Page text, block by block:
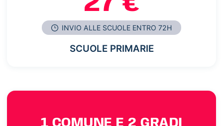
INVIO ALLE SCUOLE ENTRO 72H
SCUOLE PRIMARIE